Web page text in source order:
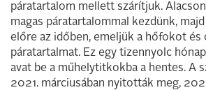
páratartalom mellett szárítjuk.
magas páratartalommal kezdünk,
előre az időben, emeljük a hőfokot és
páratartalmat. Ez egy tizennyolc
avat be a műhelytitkokba a hentes. A
2021. márciusában nyitották meg,